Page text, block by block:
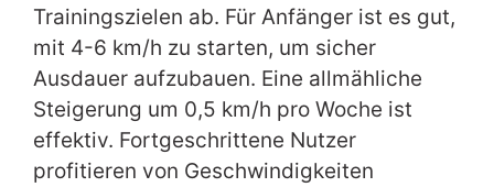
Trainingszielen ab. Für Anfänger ist es gut,
mit 4-6 km/h zu starten, um sicher
Ausdauer aufzubauen. Eine allmähliche
Steigerung um 0,5 km/h pro Woche ist
effektiv. Fortgeschrittene Nutzer
profitieren von Geschwindigkeiten